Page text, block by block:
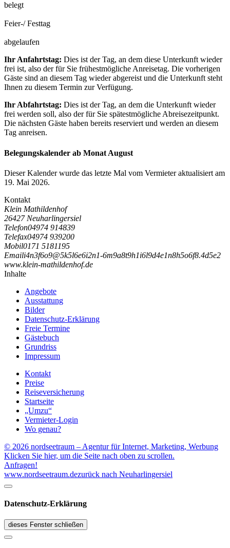
belegt
Feier-/ Festtag
abgelaufen
Ihr Anfahrtstag: Dies ist der Tag, an dem diese Unterkunft wieder
frei ist, also der für Sie frühestmögliche Anreisetag. Die vorherigen
Gäste sind an diesem Tag wieder abgereist und die Unterkunft steht
Ihnen zu diesem Termin zur Verfügung.
Ihr Abfahrtstag: Dies ist der Tag, an dem die Unterkunft wieder
frei werden soll, also der für Sie spätestmögliche Abreisezeitpunkt.
Die nächsten Gäste haben bereits reserviert und werden an diesem
Tag anreisen.
Belegungskalender ab Monat August
Dieser Kalender wurde das letzte Mal vom Vermieter aktualisiert am
19. Mai 2026.
Kontakt
Klein Mathildenhof
26427 Neuharlingersiel
Telefon04974 914839
Telefax04974 939200
Mobil0171 5181195
Emaili4n3f6o9@5k5l6e6i2n1-6m9a8t9h1i6l9d4e1n8h5o6f8.4d5e2
www.klein-mathildenhof.de
Inhalte
Angebote
Ausstattung
Bilder
Datenschutz-Erklärung
Freie Termine
Gästebuch
Grundriss
Impressum
Kontakt
Preise
Reiseversicherung
Startseite
„Umzu“
Vermieter-Login
Wo genau?
© 2026 nordseetraum – Agentur für Internet, Marketing, Werbung
Klicken Sie hier, um die Seite nach oben zu scrollen.
Anfragen!
www.nordseetraum.dezurück nach Neuharlingersiel
Datenschutz-Erklärung
dieses Fenster schließen